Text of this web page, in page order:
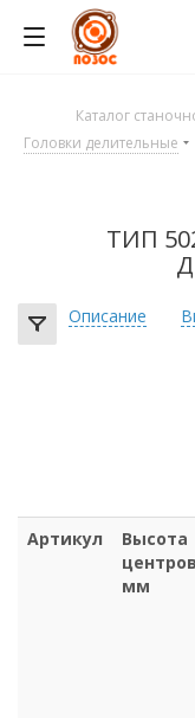
Каталог
Головки делительные
ТИП
Описание
Артикул
Высота
мм